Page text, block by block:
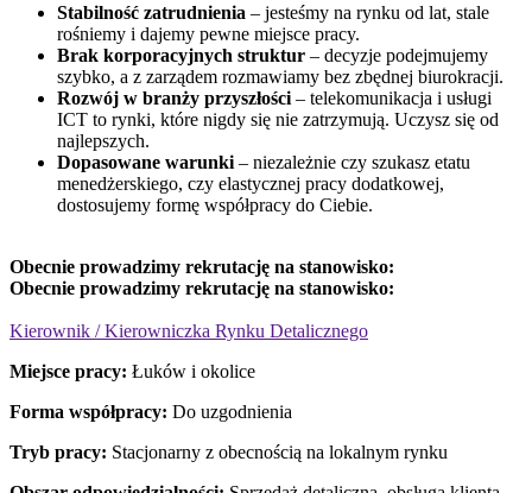
Stabilność zatrudnienia – jesteśmy na rynku od lat, stale
rośniemy i dajemy pewne miejsce pracy.
Brak korporacyjnych struktur – decyzje podejmujemy
szybko, a z zarządem rozmawiamy bez zbędnej biurokracji.
Rozwój w branży przyszłości – telekomunikacja i usługi
ICT to rynki, które nigdy się nie zatrzymują. Uczysz się od
najlepszych.
Dopasowane warunki – niezależnie czy szukasz etatu
menedżerskiego, czy elastycznej pracy dodatkowej,
dostosujemy formę współpracy do Ciebie.
Obecnie prowadzimy rekrutację na stanowisko:
Obecnie prowadzimy rekrutację na stanowisko:
Kierownik / Kierowniczka Rynku Detalicznego
Miejsce pracy: Łuków i okolice
Forma współpracy: Do uzgodnienia
Tryb pracy: Stacjonarny z obecnością na lokalnym rynku